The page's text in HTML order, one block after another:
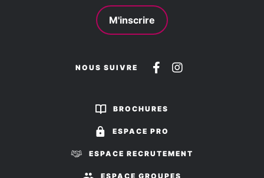
M'inscrire
NOUS SUIVRE
Suivez-
sur
Suivez-
BROCHURES
ESPACE PRO
ESPACE RECRUTEMENT
ESPACE GROUPES